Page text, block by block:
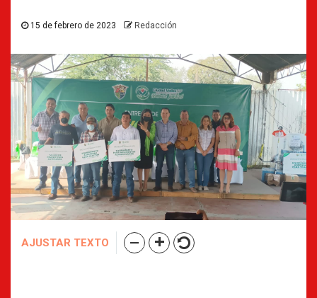
15 de febrero de 2023 Redacción
AJUSTAR TEXTO